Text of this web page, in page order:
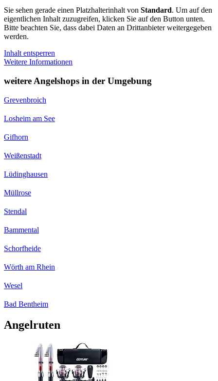
Sie sehen gerade einen Platzhalterinhalt von Standard. Um auf den
eigentlichen Inhalt zuzugreifen, klicken Sie auf den Button unten.
Bitte beachten Sie, dass dabei Daten an Drittanbieter weitergegeben
werden.
Inhalt entsperren
Weitere Informationen
weitere Angelshops in der Umgebung
Grevenbroich
Losheim am See
Gifhorn
Weißenstadt
Lüdinghausen
Müllrose
Stendal
Bammental
Schorfheide
Wörth am Rhein
Wesel
Bad Bentheim
Angelruten